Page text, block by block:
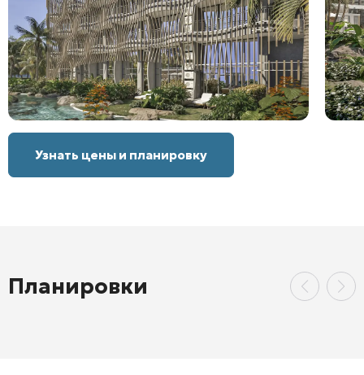
Узнать цены и планировку
Планировки